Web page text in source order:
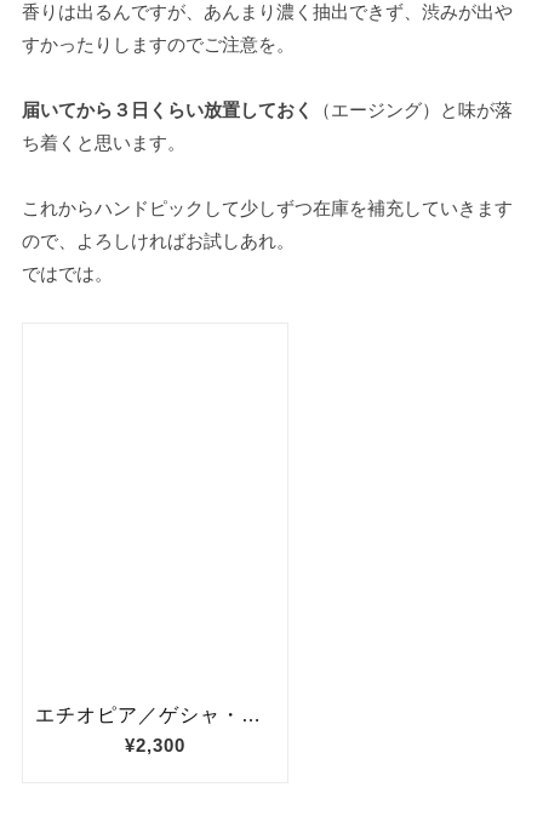
香りは出るんですが、あんまり濃く抽出できず、渋みが出や
すかったりしますのでご注意を。
届いてから３日くらい放置しておく
（エージング）と味が落
ち着くと思います。
これからハンドピックして少しずつ在庫を補充していきます
ので、よろしければお試しあれ。
ではでは。